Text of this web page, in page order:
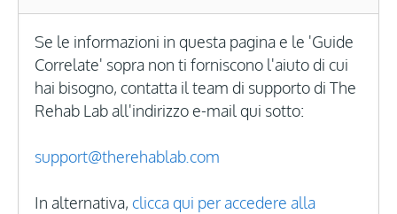
Se le informazioni in questa pagina e le 'Guide
Correlate' sopra non ti forniscono l'aiuto di cui
hai bisogno, contatta il team di supporto di The
Rehab Lab all'indirizzo e-mail qui sotto:
support@therehablab.com
In alternativa, clicca qui per accedere alla